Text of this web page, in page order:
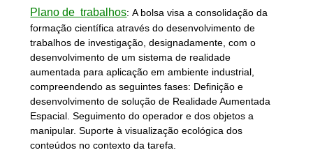
Plano de trabalhos:A bolsa visa a consolidação da
formação científica através do desenvolvimento de
trabalhos de investigação, designadamente, com o
desenvolvimento de um sistema de realidade
aumentada para aplicação em ambiente industrial,
compreendendo as seguintes fases: Definição e
desenvolvimento de solução de Realidade Aumentada
Espacial. Seguimento do operador e dos objetos a
manipular. Suporte à visualização ecológica dos
conteúdos no contexto da tarefa.